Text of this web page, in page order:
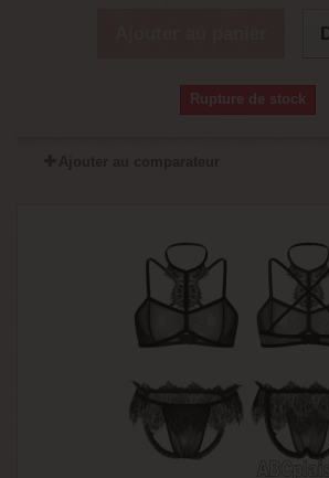
Rupture de stock